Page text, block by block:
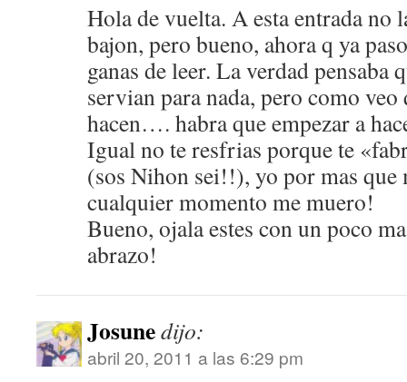
Hola de vuelta. A esta entrada no
bajon, pero bueno, ahora q ya
ganas de leer. La verdad pensaba
servian para nada, pero como veo
hacen…. habra que empezar a
Igual no te resfrias porque te
(sos Nihon sei!!), yo por mas que
cualquier momento me muero!
Bueno, ojala estes con un poco
abrazo!
Josunedijo:
abril 20, 2011 a las 6:29 pm